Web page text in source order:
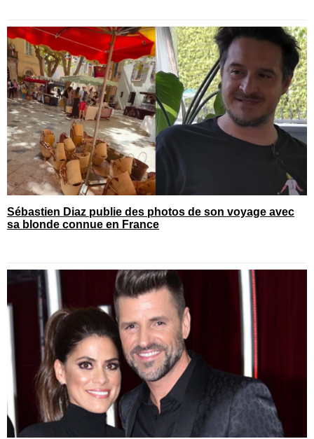
Sébastien Diaz publie des photos de son voyage avec
sa blonde connue en France